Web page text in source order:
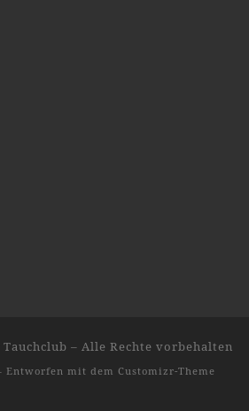
– Alle Rechte vorbehalten
Entworfen mit dem Customizr-Theme